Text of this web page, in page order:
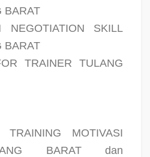
BARAT
NEGOTIATION SKILL
BARAT
TRAINER TULANG
MOTIVASI
BARAT dan